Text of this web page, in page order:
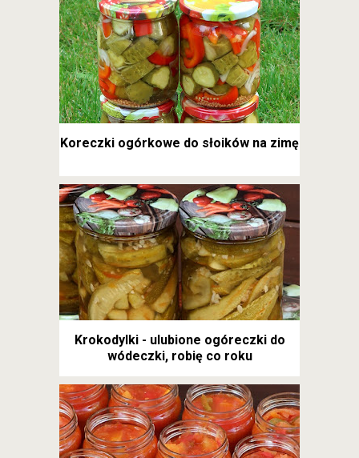
Koreczki ogórkowe do słoików na zimę
Krokodylki - ulubione ogóreczki do
wódeczki, robię co roku